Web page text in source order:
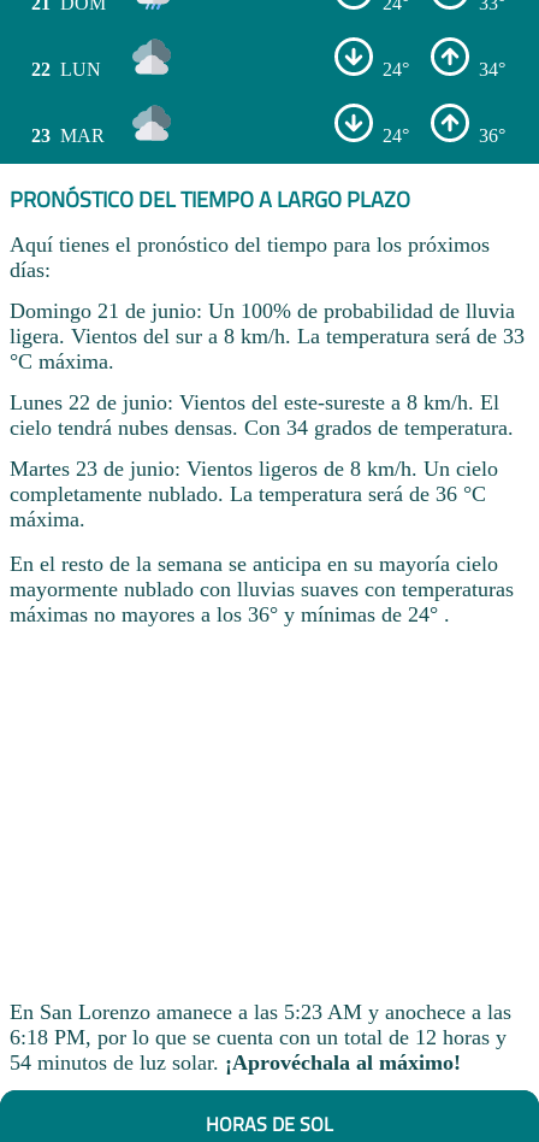
22 LUN 24° 34°
23 MAR 24° 36°
PRONÓSTICO DEL TIEMPO A LARGO PLAZO
Aquí tienes el pronóstico del tiempo para los próximos
días:
Domingo 21 de junio: Un 100% de probabilidad de lluvia
ligera. Vientos del sur a 8 km/h. La temperatura será de 33
°C máxima.
Lunes 22 de junio: Vientos del este-sureste a 8 km/h. El
cielo tendrá nubes densas. Con 34 grados de temperatura.
Martes 23 de junio: Vientos ligeros de 8 km/h. Un cielo
completamente nublado. La temperatura será de 36 °C
máxima.
En el resto de la semana se anticipa en su mayoría cielo
mayormente nublado con lluvias suaves con temperaturas
máximas no mayores a los 36° y mínimas de 24° .
En San Lorenzo amanece a las 5:23 AM y anochece a las
6:18 PM, por lo que se cuenta con un total de 12 horas y
54 minutos de luz solar. ¡Aprovéchala al máximo!
HORAS DE SOL